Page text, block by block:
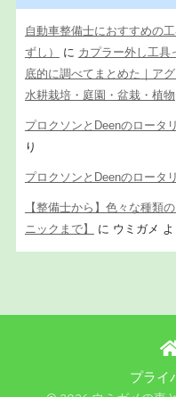
自動車整備士におすすめの
ずし）
に カプラー外し工具
底的に調べてまとめた｜ア
水耕栽培・庭園・盆栽・植物
プロクソンとDeenのロータ
り
プロクソンとDeenのロータ
【整備士から】色々な種類
ニックまで】
に ウミガメ よ
プライ